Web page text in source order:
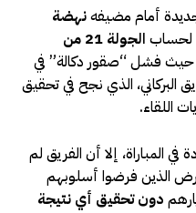
أمام مضيفهنهضة
لحساب
الجولة 21 من
حيث فشل “صقور دكالة” في
البركاني، الذي نجح في تحقيق
اللقاء.
المباراة، إلا أن الفريق لم
الذين فرضوا أسلوبهم
دون تحقيق أي نتيجة